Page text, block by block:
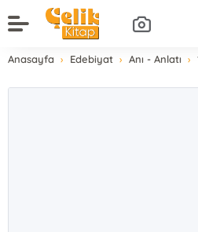
Anasayfa Edebiyat Anı - Anlatı